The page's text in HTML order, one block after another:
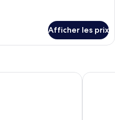
Afficher les prix
Stay